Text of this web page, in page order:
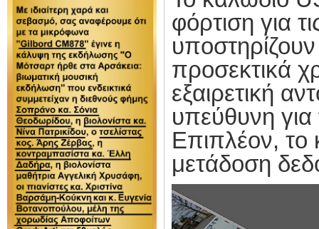
φόρτιση για
προσεκτικά
εξαιρετική
υπεύθυνη
Επιπλέον, το
μετάδοση